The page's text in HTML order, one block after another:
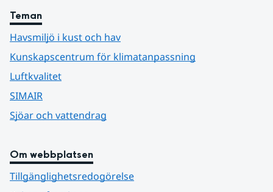
Teman
Havsmiljö i kust och hav
Kunskapscentrum för klimatanpassning
Luftkvalitet
SIMAIR
Sjöar och vattendrag
Om webbplatsen
Tillgänglighetsredogörelse